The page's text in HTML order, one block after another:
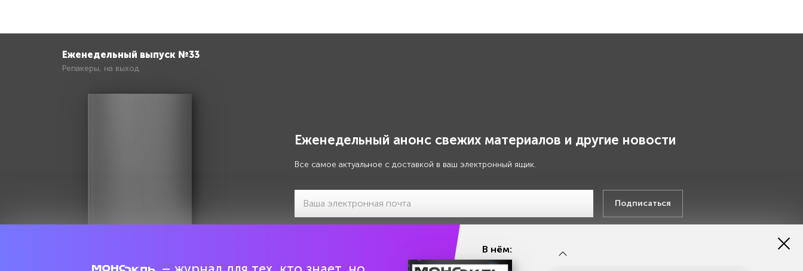
Еженедельный выпуск №33
Репакеры, на выход
Еженедельный анонс свежих материалов и другие новости
Все самое актуальное с доставкой в ваш электронный ящик.
Подписаться
согласие на обработку моих персональных данных
В нём: